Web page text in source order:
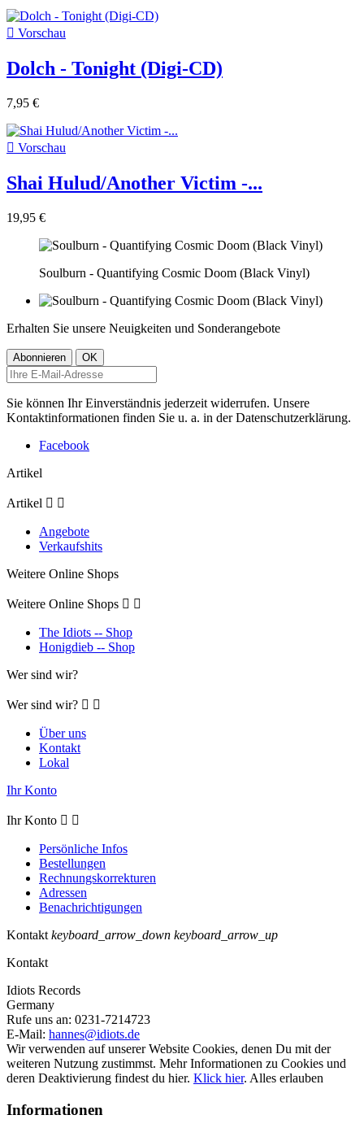
 Vorschau
Dolch - Tonight (Digi-CD)
7,95 €
 Vorschau
Shai Hulud/Another Victim -...
19,95 €
Soulburn - Quantifying Cosmic Doom (Black Vinyl)
Erhalten Sie unsere Neuigkeiten und Sonderangebote
Sie können Ihr Einverständnis jederzeit widerrufen. Unsere
Kontaktinformationen finden Sie u. a. in der Datenschutzerklärung.
Facebook
Artikel
Artikel  
Angebote
Verkaufshits
Weitere Online Shops
Weitere Online Shops  
The Idiots -- Shop
Honigdieb -- Shop
Wer sind wir?
Wer sind wir?  
Über uns
Kontakt
Lokal
Ihr Konto
Ihr Konto  
Persönliche Infos
Bestellungen
Rechnungskorrekturen
Adressen
Benachrichtigungen
Kontakt keyboard_arrow_down keyboard_arrow_up
Kontakt
Idiots Records
Germany
Rufe uns an: 0231-7214723
E-Mail: hannes@idiots.de
Wir verwenden auf unserer Website Cookies, denen Du mit der
weiteren Nutzung zustimmst. Mehr Informationen zu Cookies und
deren Deaktivierung findest du hier. Klick hier. Alles erlauben
Informationen